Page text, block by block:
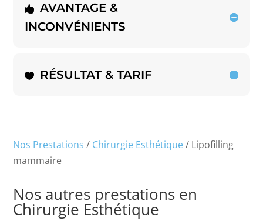
AVANTAGE &
INCONVÉNIENTS
RÉSULTAT & TARIF
Nos Prestations / Chirurgie Esthétique/ Lipofilling
mammaire
Nos autres prestations en
Chirurgie Esthétique